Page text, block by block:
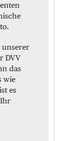
unserer
DVV
das
wie
es